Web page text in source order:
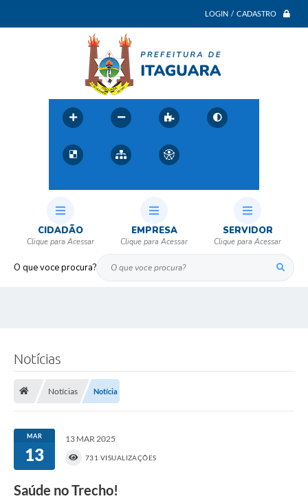
LOGIN / CADASTRO
O que voce procura?
CIDADÃO EMPRESA SERVIDOR
Notícias
Notícias Notícia
MAR
13
13 MAR 2025
731 VISUALIZAÇÕES
Saúde no Trecho!